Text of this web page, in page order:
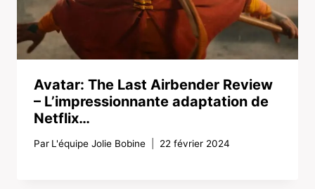
Avatar: The Last Airbender Review
– L’impressionnante adaptation de
Netflix…
Par L'équipe Jolie Bobine 22 février 2024